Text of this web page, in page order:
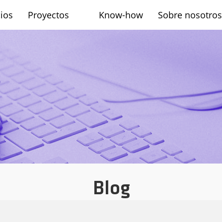
Proyectos Know-how Sobre nosotros
Blog